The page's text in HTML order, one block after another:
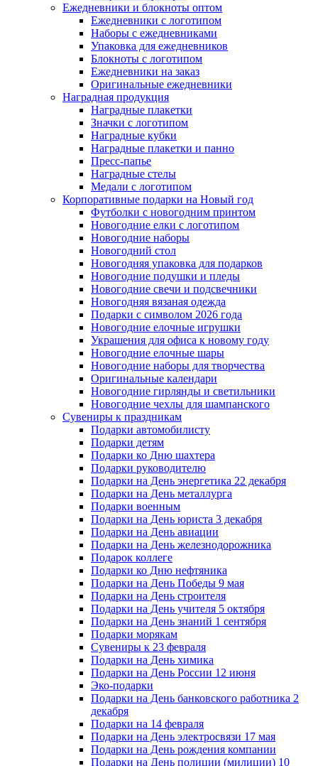
Ежедневники и блокноты оптом
Ежедневники с логотипом
Наборы с ежедневниками
Упаковка для ежедневников
Блокноты с логотипом
Ежедневники на заказ
Оригинальные ежедневники
Наградная продукция
Наградные плакетки
Значки с логотипом
Наградные кубки
Наградные плакетки и панно
Пресс-папье
Наградные стелы
Медали с логотипом
Корпоративные подарки на Новый год
Футболки с новогодним принтом
Новогодние елки с логотипом
Новогодние наборы
Новогодний стол
Новогодняя упаковка для подарков
Новогодние подушки и пледы
Новогодние свечи и подсвечники
Новогодняя вязаная одежда
Подарки с символом 2026 года
Новогодние елочные игрушки
Украшения для офиса к новому году
Новогодние елочные шары
Новогодние наборы для творчества
Оригинальные календари
Новогодние гирлянды и светильники
Новогодние чехлы для шампанского
Сувениры к праздникам
Подарки автомобилисту
Подарки детям
Подарки ко Дню шахтера
Подарки руководителю
Подарки на День энергетика 22 декабря
Подарки на День металлурга
Подарки военным
Подарки на День юриста 3 декабря
Подарки на День авиации
Подарки на День железнодорожника
Подарок коллеге
Подарки ко Дню нефтяника
Подарки на День Победы 9 мая
Подарки на День строителя
Подарки на День учителя 5 октября
Подарки на День знаний 1 сентября
Подарки морякам
Сувениры к 23 февраля
Подарки на День химика
Подарки на День России 12 июня
Эко-подарки
Подарки на День банковского работника 2
декабря
Подарки на 14 февраля
Подарки на День электросвязи 17 мая
Подарки на День рождения компании
Подарки на День полиции (милиции) 10